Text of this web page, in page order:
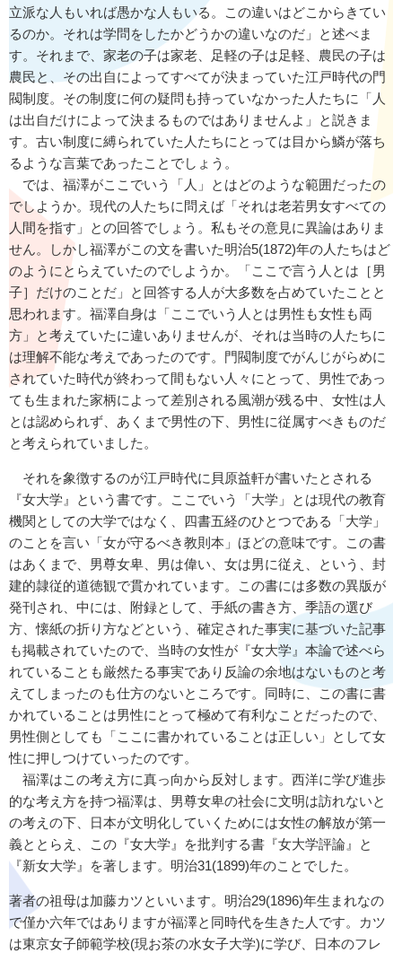
立派な人もいれば愚かな人もいる。この違いはどこからきてい
るのか。それは学問をしたかどうかの違いなのだ」と述べま
す。それまで、家老の子は家老、足軽の子は足軽、農民の子は
農民と、その出自によってすべてが決まっていた江戸時代の門
閥制度。その制度に何の疑問も持っていなかった人たちに「人
は出自だけによって決まるものではありませんよ」と説きま
す。古い制度に縛られていた人たちにとっては目から鱗が落ち
るような言葉であったことでしょう。
では、福澤がここでいう「人」とはどのような範囲だったの
でしようか。現代の人たちに問えば「それは老若男女すべての
人間を指す」との回答でしょう。私もその意見に異論はありま
せん。しかし福澤がこの文を書いた明治5(1872)年の人たちはど
のようにとらえていたのでしようか。「ここで言う人とは［男
子］だけのことだ」と回答する人が大多数を占めていたことと
思われます。福澤自身は「ここでいう人とは男性も女性も両
方」と考えていたに違いありませんが、それは当時の人たちに
は理解不能な考えであったのです。門閥制度でがんじがらめに
されていた時代が終わって間もない人々にとって、男性であっ
ても生まれた家柄によって差別される風潮が残る中、女性は人
とは認められず、あくまで男性の下、男性に従属すべきものだ
と考えられていました。
それを象徴するのが江戸時代に貝原益軒が書いたとされる
『女大学』という書です。ここでいう「大学」とは現代の教育
機関としての大学ではなく、四書五経のひとつである「大学」
のことを言い「女が守るべき教則本」ほどの意味です。この書
はあくまで、男尊女卑、男は偉い、女は男に従え、という、封
建的隷従的道徳観で貫かれています。この書には多数の異版が
発刊され、中には、附録として、手紙の書き方、季語の選び
方、懐紙の折り方などという、確定された事実に基づいた記事
も掲載されていたので、当時の女性が『女大学』本論で述べら
れていることも厳然たる事実であり反論の余地はないものと考
えてしまったのも仕方のないところです。同時に、この書に書
かれていることは男性にとって極めて有利なことだったので、
男性側としても「ここに書かれていることは正しい」として女
性に押しつけていったのです。
福澤はこの考え方に真っ向から反対します。西洋に学び進歩
的な考え方を持つ福澤は、男尊女卑の社会に文明は訪れないと
の考えの下、日本が文明化していくためには女性の解放が第一
義ととらえ、この『女大学』を批判する書『女大学評論』と
『新女大学』を著します。明治31(1899)年のことでした。
著者の祖母は加藤カツといいます。明治29(1896)年生まれなの
で僅か六年ではありますが福澤と同時代を生きた人です。カツ
は東京女子師範学校(現お茶の水女子大学)に学び、日本のフレ